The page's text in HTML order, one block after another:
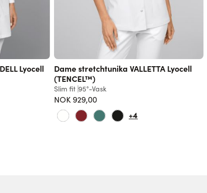
Lyocell
Dame stretchtunika VALLETTA Lyocell
(TENCEL™)
Slim fit 95°-Vask
NOK 929,00
+4